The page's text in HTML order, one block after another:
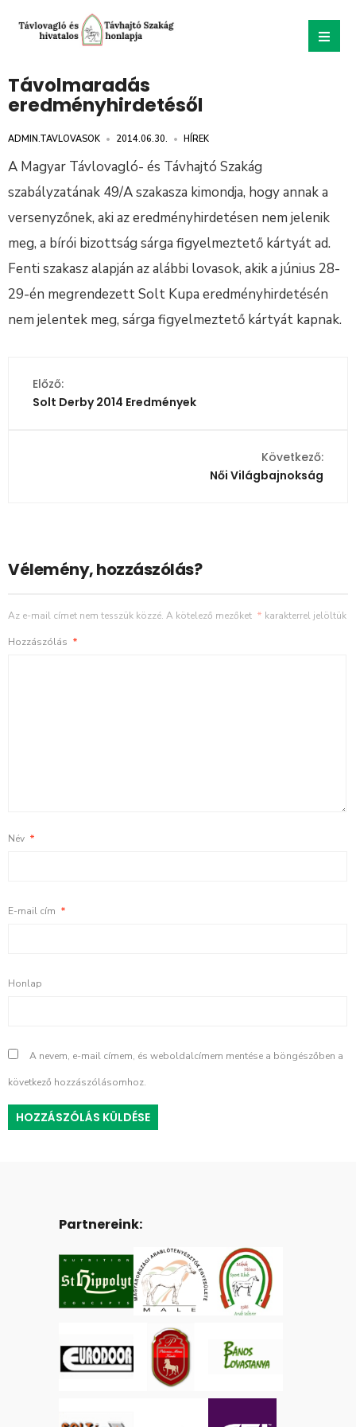
Távolmaradás
eredményhirdetésől
ADMIN.TAVLOVASOK • 2014.06.30. • HÍREK
A Magyar Távlovagló- és Távhajtó Szakág
szabályzatának 49/A szakasza kimondja, hogy annak a
versenyzőnek, aki az eredményhirdetésen nem jelenik
meg, a bírói bizottság sárga figyelmeztető kártyát ad.
Fenti szakasz alapján az alábbi lovasok, akik a június 28-
29-én megrendezett Solt Kupa eredményhirdetésén
nem jelentek meg, sárga figyelmeztető kártyát kapnak.
Előző:
Solt Derby 2014 Eredmények
Következő:
Női Világbajnokság
Vélemény, hozzászólás?
Az e-mail címet nem tesszük közzé. A kötelező mezőket * karakterrel jelöltük
Hozzászólás *
Név *
E-mail cím *
Honlap
A nevem, e-mail címem, és weboldalcímem mentése a böngészőben a
következő hozzászólásomhoz.
Partnereink: